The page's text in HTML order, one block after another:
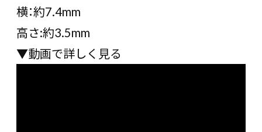
横：約7.4mm
高さ:約3.5mm
▼動画で詳しく見る